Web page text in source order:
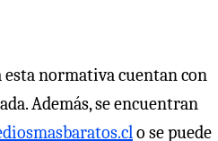
esta normativa cuentan con
Además, se encuentran
o se puede